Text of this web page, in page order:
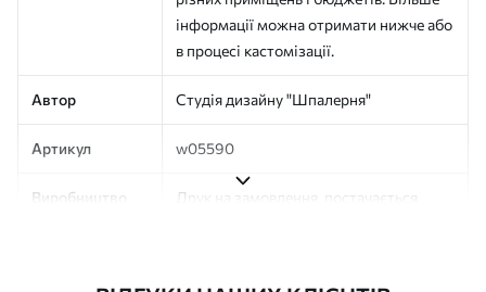
інформації можна отримати нижче або
в процесі кастомізації.
Автор Студія дизайну "Шпалерня"
Артикул w05590
Виробництво
Друк на замовлення, постачається